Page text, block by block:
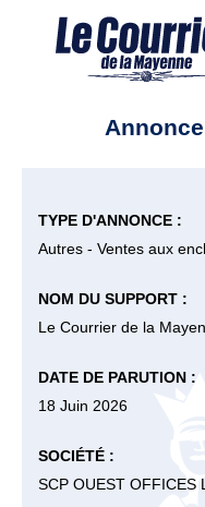
TYPE D'ANNONCE :
Autres - Ventes aux
NOM DU SUPPORT :
Le Courrier de la
DATE DE PARUTION :
18 Juin 2026
SOCIÉTÉ :
SCP OUEST OFFICES